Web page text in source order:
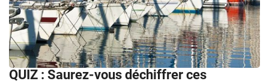
QUIZ : Saurez-vous déchiffrer ces